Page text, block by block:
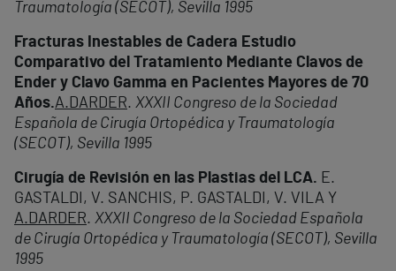
Traumatología (SECOT), Sevilla 1995
Fracturas Inestables de Cadera Estudio
Comparativo del Tratamiento Mediante Clavos de
Ender y Clavo Gamma en Pacientes Mayores de 70
Años.A.DARDER. XXXII Congreso de la Sociedad
Española de Cirugía Ortopédica y Traumatología
(SECOT), Sevilla 1995
Cirugía de Revisión en las Plastias del LCA. E.
GASTALDI, V. SANCHIS, P. GASTALDI, V. VILA Y
A.DARDER. XXXII Congreso de la Sociedad Española
de Cirugía Ortopédica y Traumatología (SECOT), Sevilla
1995